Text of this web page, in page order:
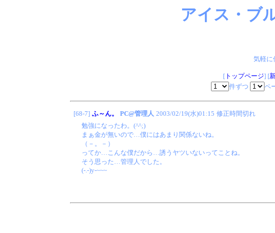
アイス・ブ
気軽に
[トップページ] [
件ずつ
ペ
[68-7] ふ～ん。 PC@管理人 2003/02/19(水)01:15 修正時間切れ
勉強になったわ。(^^;)
まぁ金が無いので…僕にはあまり関係ないね。
（－。－）
ってか…こんな僕だから…誘うヤツいないってことね。
そう思った…管理人でした。
(-.-)y-~~~